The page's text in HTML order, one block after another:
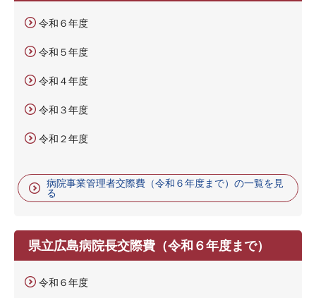
令和６年度
令和５年度
令和４年度
令和３年度
令和２年度
病院事業管理者交際費（令和６年度まで）の一覧を見
る
県立広島病院長交際費（令和６年度まで）
令和６年度